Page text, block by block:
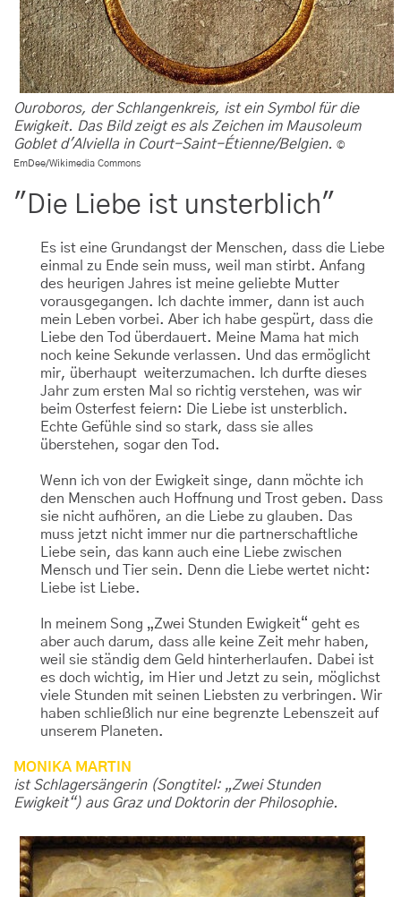
Ouroboros, der Schlangenkreis, ist ein Symbol für die
Ewigkeit. Das Bild zeigt es als Zeichen im Mausoleum
Goblet d'Alviella in Court-Saint-Étienne/Belgien. ©
EmDee/Wikimedia Commons
"Die Liebe ist unsterblich"
Es ist eine Grundangst der Menschen, dass die Liebe
einmal zu Ende sein muss, weil man stirbt. Anfang
des heurigen Jahres ist meine geliebte Mutter
vorausgegangen. Ich dachte immer, dann ist auch
mein Leben vorbei. Aber ich habe gespürt, dass die
Liebe den Tod überdauert. Meine Mama hat mich
noch keine Sekunde verlassen. Und das ermöglicht
mir, überhaupt weiterzumachen. Ich durfte dieses
Jahr zum ersten Mal so richtig verstehen, was wir
beim Osterfest feiern: Die Liebe ist unsterblich.
Echte Gefühle sind so stark, dass sie alles
überstehen, sogar den Tod.
Wenn ich von der Ewigkeit singe, dann möchte ich
den Menschen auch Hoffnung und Trost geben. Dass
sie nicht aufhören, an die Liebe zu glauben. Das
muss jetzt nicht immer nur die partnerschaftliche
Liebe sein, das kann auch eine Liebe zwischen
Mensch und Tier sein. Denn die Liebe wertet nicht:
Liebe ist Liebe.
In meinem Song „Zwei Stunden Ewigkeit“ geht es
aber auch darum, dass alle keine Zeit mehr haben,
weil sie ständig dem Geld hinterherlaufen. Dabei ist
es doch wichtig, im Hier und Jetzt zu sein, möglichst
viele Stunden mit seinen Liebsten zu verbringen. Wir
haben schließlich nur eine begrenzte Lebenszeit auf
unserem Planeten.
MONIKA MARTIN
ist Schlagersängerin (Songtitel: „Zwei Stunden
Ewigkeit“) aus Graz und Doktorin der Philosophie.